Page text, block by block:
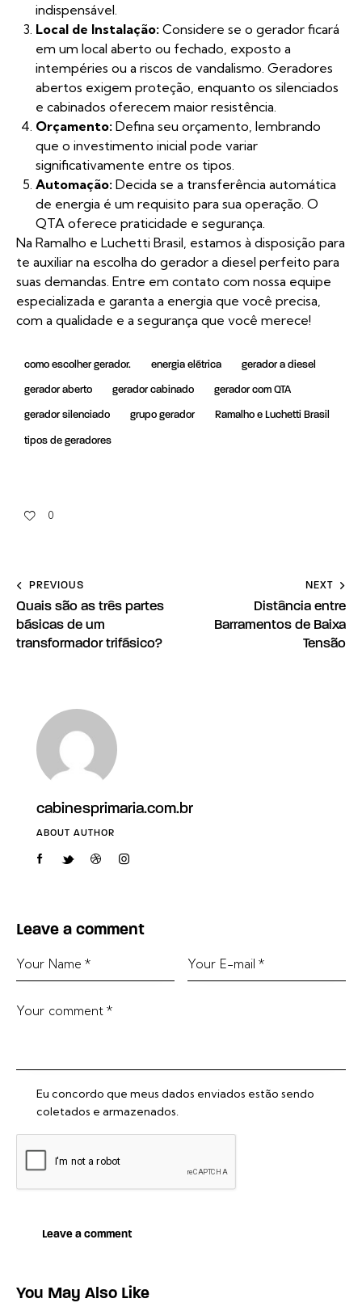
indispensável.
Local de Instalação: Considere se o gerador ficará
em um local aberto ou fechado, exposto a
intempéries ou a riscos de vandalismo. Geradores
abertos exigem proteção, enquanto os silenciados
e cabinados oferecem maior resistência.
Orçamento: Defina seu orçamento, lembrando
que o investimento inicial pode variar
significativamente entre os tipos.
Automação: Decida se a transferência automática
de energia é um requisito para sua operação. O
QTA oferece praticidade e segurança.
Na Ramalho e Luchetti Brasil , estamos à disposição para
te auxiliar na escolha do gerador a diesel perfeito para
suas demandas. Entre em contato com nossa equipe
especializada e garanta a energia que você precisa,
com a qualidade e a segurança que você merece!
como escolher gerador. energia elétrica
gerador a diesel
gerador aberto
gerador cabinado
gerador com QTA
gerador silenciado
grupo gerador
Ramalho e Luchetti Brasil
tipos de geradores
0
PREVIOUS
Quais são as três partes
básicas de um
transformador trifásico?
NEXT
Distância entre
Barramentos de Baixa
Tensão
cabinesprimaria.com.br
ABOUT AUTHOR
Leave a comment
Eu concordo que meus dados enviados estão sendo
coletados e armazenados.
You May Also Like